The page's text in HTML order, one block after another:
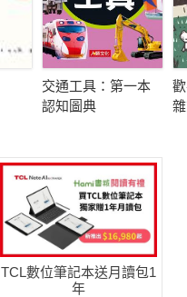
交通工具：第一本
認知圖典
TCL數位筆記本送月讀包1
年